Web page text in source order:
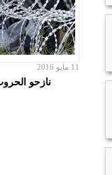
11 مايو 2016
نازحو